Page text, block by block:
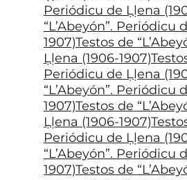
Periódicu de Ḷḷena
“L’Abeyón”. Periódicu
1907)Testos de
Ḷḷena (1906-
Periódicu de Ḷḷena
“L’Abeyón”. Periódicu
1907)Testos de
Ḷḷena (1906-
Periódicu de Ḷḷena
“L’Abeyón”. Periódicu
1907)Testos de